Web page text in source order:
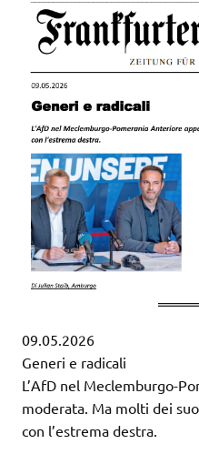
09.05.2026
Generi e radicali
L’AfD nel Meclemburgo-
moderata. Ma molti dei
con l’estrema destra.